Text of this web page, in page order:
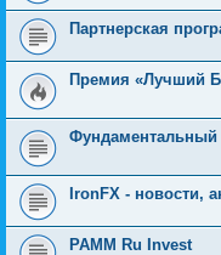
Партнерская
Премия «Лучший
Фундаментальный
IronFX - новости,
PAMM Ru Invest